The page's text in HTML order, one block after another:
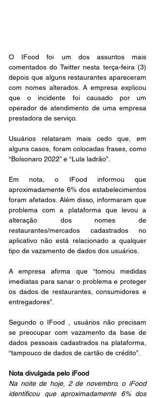
O IFood foi um dos assuntos mais
comentados do Twitter nesta terça-feira (3)
depois que alguns restaurantes apareceram
com nomes alterados. A empresa explicou
que o incidente foi causado por um
operador de atendimento de uma empresa
prestadora de serviço.
Usuários relataram mais cedo que, em
alguns casos, foram colocadas frases, como
“Bolsonaro 2022” e “Lula ladrão”.
Em nota, o IFood informou que
aproximadamente 6% dos estabelecimentos
foram afetados. Além disso, informaram que
problema com a plataforma que levou a
alteração dos nomes de
restaurantes/mercados cadastrados no
aplicativo não está relacionado a qualquer
tipo de vazamento de dados dos usuários.
A empresa afirma que “tomou medidas
imediatas para sanar o problema e proteger
os dados de restaurantes, consumidores e
entregadores”.
Segundo o IFood , usuários não precisam
se preocupar com vazamento da base de
dados pessoais cadastrados na plataforma,
“tampouco de dados de cartão de crédito”.
Nota divulgada pelo iFood
Na noite de hoje, 2 de novembro, o iFood
identificou que aproximadamente 6% dos